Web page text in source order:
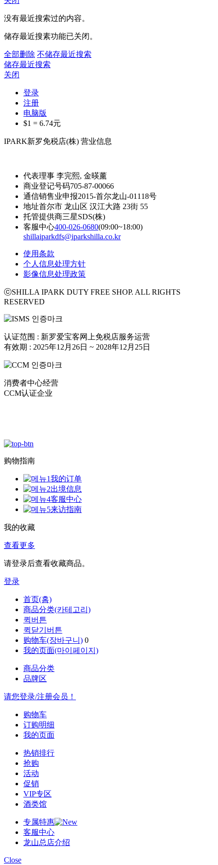
没有最近搜索过的内容。
储存最近搜素功能已关闭。
全部删除 不储存最近搜索
储存最近搜索
关闭
登录
注册
电脑版
$1 = 6.74元
IPARK新罗免税店(株) 营业信息
代表理事 李完熙, 金暎薰
商业登记号码705-87-00066
通信销售业申报2015-首尔龙山-01118号
地址首尔市 龙山区 汉江大路 23街 55
托管提供商三星SDS(株)
客服中心400-026-0680(09:00~18:00)
shillaiparkdfs@iparkshilla.co.kr
使用条款
个人信息处理方针
影像信息处理政策
ⓒSHILLA IPARK DUTY FREE SHOP. ALL RIGHTS
RESERVED
认证范围 : 新罗爱宝客网上免税店服务运营
有效期 : 2025年12月26日 ~ 2028年12月25日
消费者中心经营
CCM认证企业
购物指南
我的订单
出境信息
客服中心
来访指南
我的收藏
查看更多
请登录后查看收藏商品。
登录
首页(홈)
商品分类(카테고리)
퀵버튼
퀵닫기버튼
购物车(장바구니) 0
我的页面(마이페이지)
商品分类
品牌区
请您登录/注册会员！
购物车
订购明细
我的页面
热销排行
抢购
活动
促销
VIP专区
酒类馆
专属特惠
客服中心
龙山总店介绍
Close